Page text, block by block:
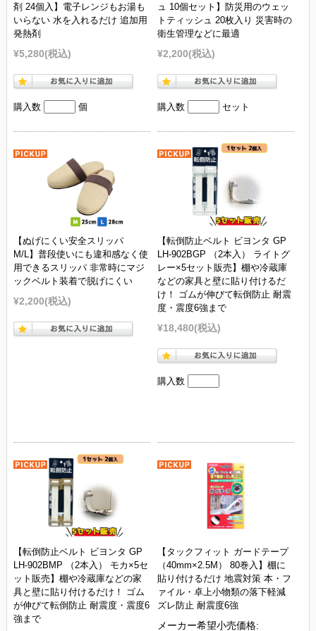
剤 24個入】電子レンジもお湯も
いらない 水を入れるだけ 追加用
発熱剤
¥5,280(税込)
購入数 個
ュ 10個セット】防災用のウェッ
トティッシュ 20枚入り 災害時の
衛生管理などに最適
¥2,200(税込)
購入数 セット
【ぬげにくい安全スリッパ
M/L】普段使いにも違和感なく使
用できるスリッパ 非常時にマジ
ックベルト装着で脱げにくい
¥2,200(税込)
【転倒防止ベルト ビヨンタ GP
LH-902BGP （2本入） ライトグ
レー×5セット販売】棚や冷蔵庫
などの家具と壁に貼り付けるだ
け！ ゴムが伸びて転倒防止 耐震
度・震度6強まで
¥18,480(税込)
購入数
【転倒防止ベルト ビヨンタ GP
LH-902BMP （2本入） モカ×5セ
ット販売】棚や冷蔵庫などの家
具と壁に貼り付けるだけ！ ゴム
が伸びて転倒防止 耐震度・震度6
強まで
【タックフィット ガードテープ
（40mm×2.5M） 80巻入】棚に
貼り付けるだけ 地震対策 本・フ
ァイル・卓上小物類の落下軽減
ズレ防止 耐震度6強
メーカー希望小売価格: